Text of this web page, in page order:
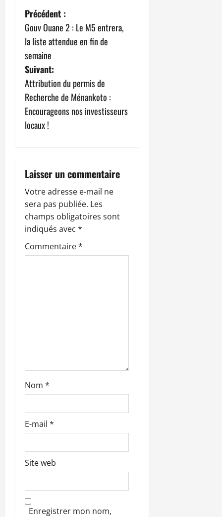
N
a
v
i
g
a
o
n
d
’
l
e
Précédent :
Gouv Ouane 2 : Le M5 entrera,
la liste attendue en fin de
semaine
Suivant:
Attribution du permis de
Recherche de Ménankoto :
Encourageons nos investisseurs
locaux !
Laisser un commentaire
Votre adresse e-mail ne
sera pas publiée. Les
champs obligatoires sont
indiqués avec *
Commentaire*
Nom *
E-mail *
Site web
Enregistrer mon nom,